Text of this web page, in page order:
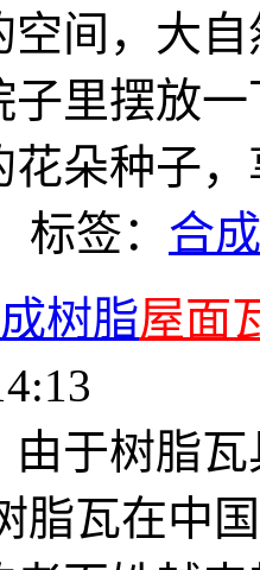
空间，大
子里摆放
花朵种子
标签： 合
树脂屋面
由于树脂
脂瓦在中